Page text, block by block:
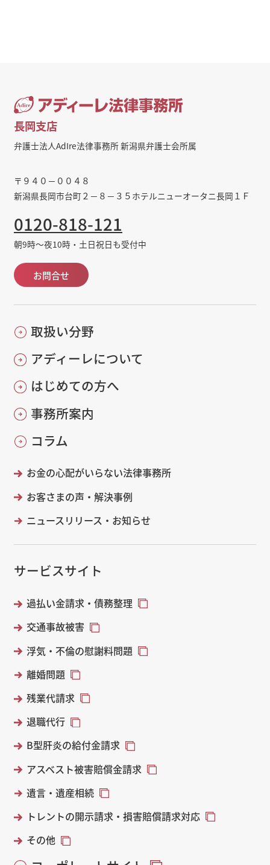
長岡支店
弁護士法人AdIre法律事務所 新潟県弁護士会所属
〒９４０－００４８
新潟県長岡市台町２－８－３５ホテルニューオータニ長岡１Ｆ
0120-818-121
朝9時～夜10時・土日祝日も受付中
お問合せ
取扱い分野
アディーレについて
はじめての方へ
事務所案内
コラム
お金の心配がいらない法律事務所
お客さまの声・解決事例
ニュースリリース・お知らせ
サービスサイト
過払い金請求・債務整理
交通事故被害
浮気・不倫の慰謝料問題
離婚問題
残業代請求
退職代行
B型肝炎の給付金請求
アスベスト被害賠償金請求
遺言・遺産相続
トレントの開示請求・損害賠償請求対応
その他